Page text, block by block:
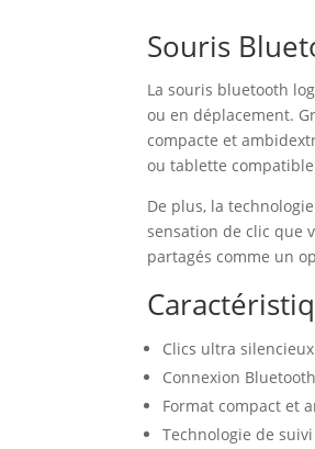
Souris
La souris bluetooth
ou en déplacement.
compacte et
ou tablette
De plus, la
sensation de clic que
partagés comme un
Clics ultra
Connexion
Format compact et
Technologie de